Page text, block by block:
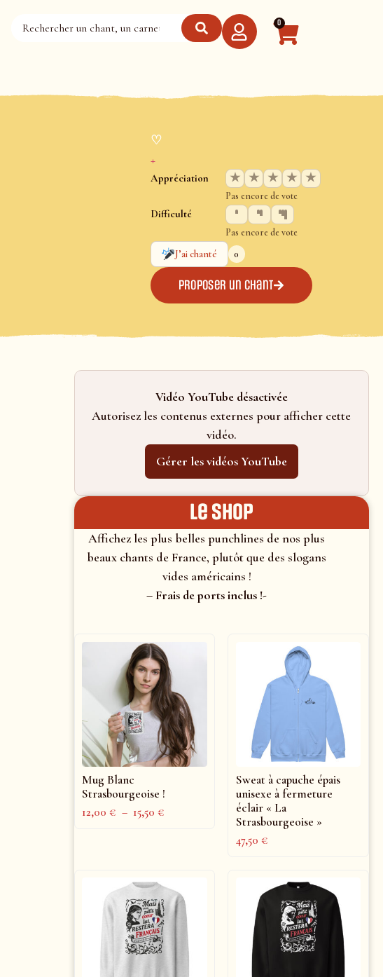
0
♡
+
Appréciation ★ ★ ★ ★ ★
Pas encore de vote
Difficulté
Pas encore de vote
J’ai chanté
0
Proposer un chant
Vidéo YouTube désactivée
Autorisez les contenus externes pour afficher cette
vidéo.
Gérer les vidéos YouTube
le shop
Affichez les plus belles punchlines de nos plus
beaux chants de France, plutôt que des slogans
vides américains !
– Frais de ports inclus !-
Mug Blanc
Strasbourgeoise !
12,00€ – 15,50€
Sweat à capuche épais
unisexe à fermeture
éclair « La
Strasbourgeoise »
47,50€